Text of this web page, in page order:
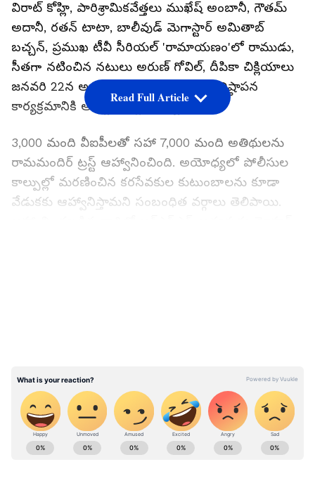
విరాట్ కోహ్లి, పారిశ్రామికవేత్తలు ముఖేష్ అంబానీ, గౌతమ్
అదానీ, రతన్ టాటా, బాలీవుడ్ మెగాస్టార్ అమితాబ్
బచ్చన్, ప్రముఖ టీవీ సీరియల్ 'రామాయణం'లో రాముడు,
సీతగా నటించిన నటులు అరుణ్ గోవిల్, దీపికా చిక్లియాలు
జనవరి 22న అయోధ్యలో రామమందిర ప్రతిష్ఠాపన
కార్యక్రమానికి ఆహ్వానితుల్లో ఉన్నారు.
3,000 మంది వీఐపీలతో సహా 7,000 మంది అతిథులను
రామమందిర్ ట్రస్ట్ ఆహ్వానించింది. అయోధ్యలో పోలీసుల
కాల్పుల్లో మరణించిన కరసేవకుల కుటుంబాలను కూడా
వేడుకకు ఆహ్వానిస్తామని సంబంధిత వర్గాలు తెలిపాయి.
న్యూగినియాకు భారత్ ఎనిమిదికోట్ల సాయం..
Read Full Article
ABOUT THE AUTHOR